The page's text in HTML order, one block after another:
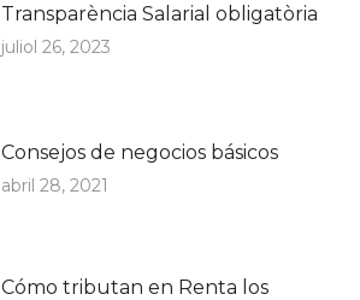
Transparència Salarial obligatòria
juliol 26, 2023
Consejos de negocios básicos
abril 28, 2021
Cómo tributan en Renta los